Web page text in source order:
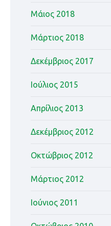
Μάιος 2018
Μάρτιος 2018
Δεκέμβριος 2017
Ιούλιος 2015
Απρίλιος 2013
Δεκέμβριος 2012
Οκτώβριος 2012
Μάρτιος 2012
Ιούνιος 2011